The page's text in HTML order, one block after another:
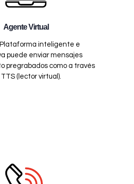
Agente Virtual
inteligente e
puede enviar mensajes
pregrabados como a través
(lector virtual).